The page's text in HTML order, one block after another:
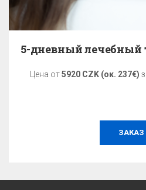
Цена от5920 CZK (ок. 237€)
ЗАКАЗ